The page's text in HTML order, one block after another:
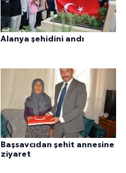
Alanya şehidini andı
Başsavcıdan şehit annesine
ziyaret